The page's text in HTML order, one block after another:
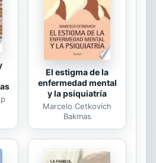
El estigma de la
enfermedad mental
y la psiquiatría
Marcelo Cetkovich
Bakmas